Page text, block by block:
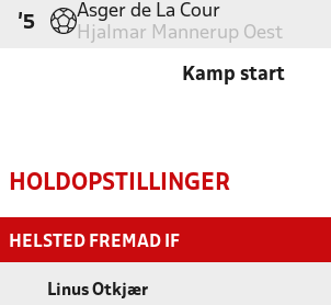
'5
Asger de La Cour
Hjalmar Mannerup Oest
Kamp start
HOLDOPSTILLINGER
HELSTED FREMAD IF
Linus Otkjær